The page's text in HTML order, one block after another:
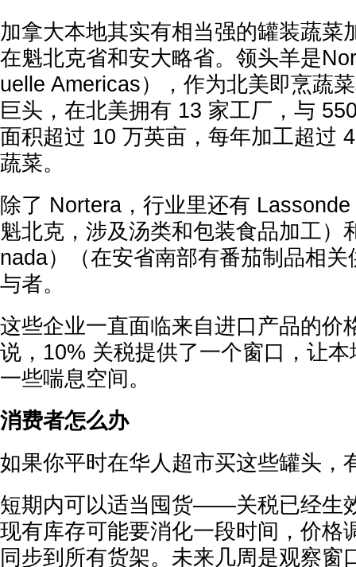
加拿大本地其实有相当强的罐装蔬菜
在魁北克省和安大略省。领头羊是
uelle Americas），作为北美即烹蔬
巨头，在北美拥有 13 家工厂，与
面积超过 10 万英亩，每年加工超过
蔬菜。
除了 Nortera，行业里还有
魁北克，涉及汤类和包装食品加工）
nada）（在安省南部有番茄制品相
与者。
这些企业一直面临来自进口产品的价
说，10% 关税提供了一个窗口，让
一些喘息空间。
消费者怎么办
如果你平时在华人超市买这些罐头，
短期内可以适当囤货——关税已经生
现有库存可能要消化一段时间，价格
同步到所有货架。未来几周是观察窗